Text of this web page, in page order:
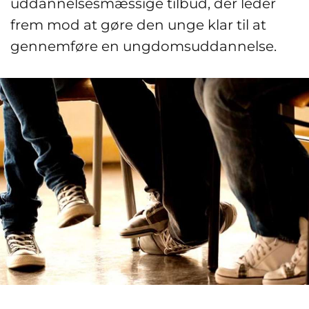
uddannelsesmæssige tilbud, der leder
frem mod at gøre den unge klar til at
gennemføre en ungdomsuddannelse.